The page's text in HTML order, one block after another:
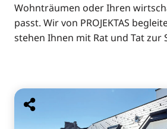
Wohnträumen oder Ihren
passt. Wir von PROJEKTAS
stehen Ihnen mit Rat und Tat zur